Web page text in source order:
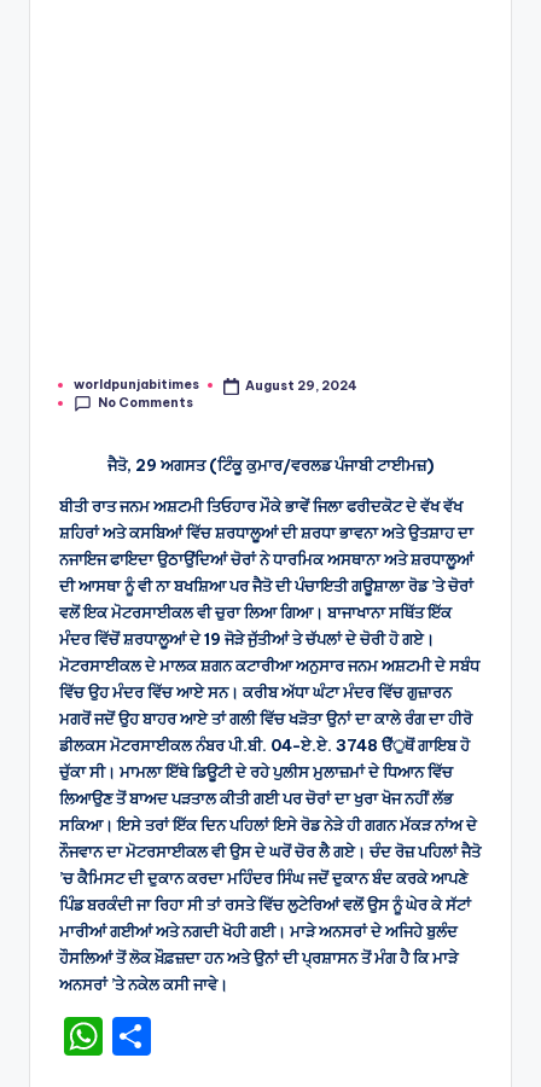
Posted
by
worldpunjabitimes
August 29, 2024
No Comments
ਜੈਤੋ, 29 ਅਗਸਤ (ਟਿੰਕੂ ਕੁਮਾਰ/ਵਰਲਡ ਪੰਜਾਬੀ ਟਾਈਮਜ਼)
ਬੀਤੀ ਰਾਤ ਜਨਮ ਅਸ਼ਟਮੀ ਤਿਓਹਾਰ ਮੌਕੇ ਭਾਵੇਂ ਜਿਲਾ ਫਰੀਦਕੋਟ ਦੇ ਵੱਖ ਵੱਖ
ਸ਼ਹਿਰਾਂ ਅਤੇ ਕਸਬਿਆਂ ਵਿੱਚ ਸ਼ਰਧਾਲੂਆਂ ਦੀ ਸ਼ਰਧਾ ਭਾਵਨਾ ਅਤੇ ਉਤਸ਼ਾਹ ਦਾ
ਨਜਾਇਜ ਫਾਇਦਾ ਉਠਾਉਂਦਿਆਂ ਚੋਰਾਂ ਨੇ ਧਾਰਮਿਕ ਅਸਥਾਨਾ ਅਤੇ ਸ਼ਰਧਾਲੂਆਂ
ਦੀ ਆਸਥਾ ਨੂੰ ਵੀ ਨਾ ਬਖਸ਼ਿਆ ਪਰ ਜੈਤੋ ਦੀ ਪੰਚਾਇਤੀ ਗਊਸ਼ਾਲਾ ਰੋਡ ’ਤੇ ਚੋਰਾਂ
ਵਲੋਂ ਇਕ ਮੋਟਰਸਾਈਕਲ ਵੀ ਚੁਰਾ ਲਿਆ ਗਿਆ। ਬਾਜਾਖਾਨਾ ਸਥਿੱਤ ਇੱਕ
ਮੰਦਰ ਵਿੱਚੋਂ ਸ਼ਰਧਾਲੂਆਂ ਦੇ 19 ਜੋੜੇ ਜੁੱਤੀਆਂ ਤੇ ਚੱਪਲਾਂ ਦੇ ਚੋਰੀ ਹੋ ਗਏ।
ਮੋਟਰਸਾਈਕਲ ਦੇ ਮਾਲਕ ਸ਼ਗਨ ਕਟਾਰੀਆ ਅਨੁਸਾਰ ਜਨਮ ਅਸ਼ਟਮੀ ਦੇ ਸਬੰਧ
ਵਿੱਚ ਉਹ ਮੰਦਰ ਵਿੱਚ ਆਏ ਸਨ। ਕਰੀਬ ਅੱਧਾ ਘੰਟਾ ਮੰਦਰ ਵਿੱਚ ਗੁਜ਼ਾਰਨ
ਮਗਰੋਂ ਜਦੋਂ ਉਹ ਬਾਹਰ ਆਏ ਤਾਂ ਗਲੀ ਵਿੱਚ ਖੜੋਤਾ ਉਨਾਂ ਦਾ ਕਾਲੇ ਰੰਗ ਦਾ ਹੀਰੋ
ਡੀਲਕਸ ਮੋਟਰਸਾਈਕਲ ਨੰਬਰ ਪੀ.ਬੀ. 04-ਏ.ਏ. 3748 ੳੱੁਥੋਂ ਗਾਇਬ ਹੋ
ਚੁੱਕਾ ਸੀ। ਮਾਮਲਾ ਇੱਥੇ ਡਿਊਟੀ ਦੇ ਰਹੇ ਪੁਲੀਸ ਮੁਲਾਜ਼ਮਾਂ ਦੇ ਧਿਆਨ ਵਿੱਚ
ਲਿਆਉਣ ਤੋਂ ਬਾਅਦ ਪੜਤਾਲ ਕੀਤੀ ਗਈ ਪਰ ਚੋਰਾਂ ਦਾ ਖੁਰਾ ਖੋਜ ਨਹੀਂ ਲੱਭ
ਸਕਿਆ। ਇਸੇ ਤਰਾਂ ਇੱਕ ਦਿਨ ਪਹਿਲਾਂ ਇਸੇ ਰੋਡ ਨੇੜੇ ਹੀ ਗਗਨ ਮੱਕੜ ਨਾਂਅ ਦੇ
ਨੌਜਵਾਨ ਦਾ ਮੋਟਰਸਾਈਕਲ ਵੀ ਉਸ ਦੇ ਘਰੋਂ ਚੋਰ ਲੈ ਗਏ। ਚੰਦ ਰੋਜ਼ ਪਹਿਲਾਂ ਜੈਤੋ
’ਚ ਕੈਮਿਸਟ ਦੀ ਦੁਕਾਨ ਕਰਦਾ ਮਹਿੰਦਰ ਸਿੰਘ ਜਦੋਂ ਦੁਕਾਨ ਬੰਦ ਕਰਕੇ ਆਪਣੇ
ਪਿੰਡ ਬਰਕੰਦੀ ਜਾ ਰਿਹਾ ਸੀ ਤਾਂ ਰਸਤੇ ਵਿੱਚ ਲੁਟੇਰਿਆਂ ਵਲੋਂ ਉਸ ਨੂੰ ਘੇਰ ਕੇ ਸੱਟਾਂ
ਮਾਰੀਆਂ ਗਈਆਂ ਅਤੇ ਨਗਦੀ ਖੋਹੀ ਗਈ। ਮਾੜੇ ਅਨਸਰਾਂ ਦੇ ਅਜਿਹੇ ਬੁਲੰਦ
ਹੌਸਲਿਆਂ ਤੋਂ ਲੋਕ ਖ਼ੌਫ਼ਜ਼ਦਾ ਹਨ ਅਤੇ ਉਨਾਂ ਦੀ ਪ੍ਰਸ਼ਾਸਨ ਤੋਂ ਮੰਗ ਹੈ ਕਿ ਮਾੜੇ
ਅਨਸਰਾਂ ’ਤੇ ਨਕੇਲ ਕਸੀ ਜਾਵੇ।
W